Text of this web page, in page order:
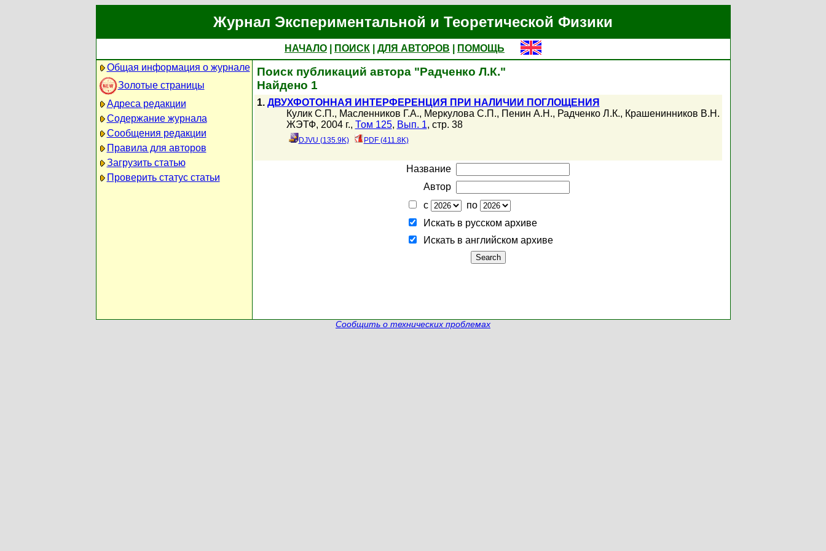
Журнал Экспериментальной и Теоретической Физики
НАЧАЛО ПОИСК ДЛЯ АВТОРОВ
ПОМОЩЬ
Общая информация о журнале
Золотые страницы
Адреса редакции
Содержание журнала
Сообщения редакции
Правила для авторов
Загрузить статью
Проверить статус статьи
Поиск публикаций автора "Радченко Л.К."
Найдено 1
1. ДВУХФОТОННАЯ ИНТЕРФЕРЕНЦИЯ ПРИ НАЛИЧИИ ПОГЛОЩЕНИЯ
Кулик С.П., Масленников Г.А., Меркулова С.П., Пенин А.Н., Радченко Л.К., Крашенинников В.Н.
ЖЭТФ, 2004 г., Том 125, Вып. 1, стр. 38
DJVU (135.9K) PDF (411.8K)
Название
Автор
с
по
Искать в русском архиве
Искать в английском архиве
Сообщить о технических проблемах